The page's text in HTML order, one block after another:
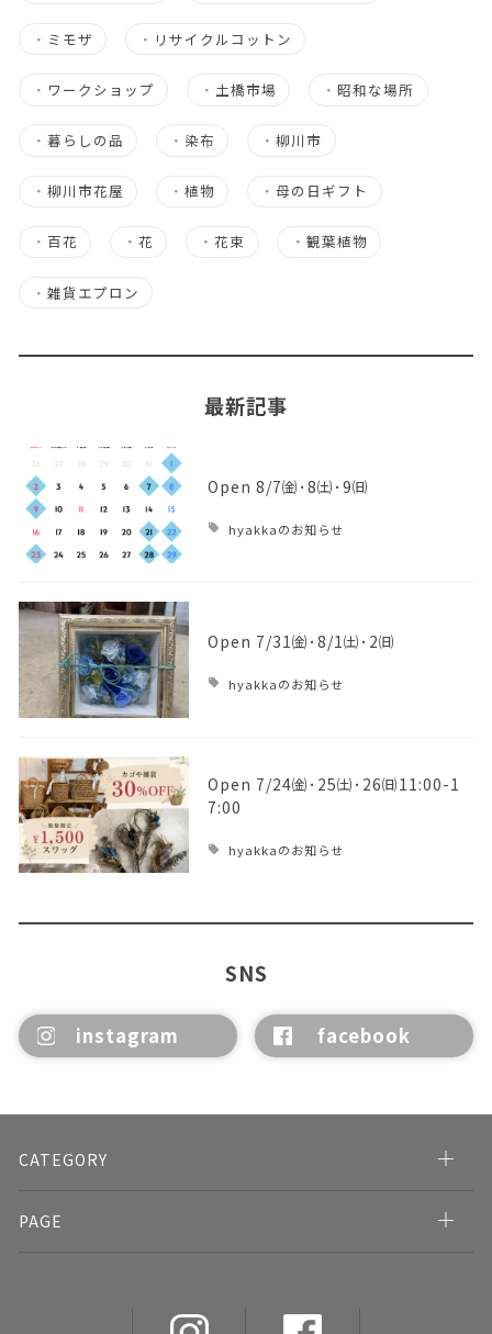
・ ミモザ ・ リサイクルコットン
・ ワークショップ ・ 土橋市場 ・昭和な場所
・ 暮らしの品 ・ 染布 ・柳川市
・ 柳川市花屋 ・植物 ・母の日ギフト
・ 百花 ・花 ・花束 ・ 観葉植物
・ 雑貨エプロン
最新記事
Open 8/7㈮･8㈯･9㈰
hyakkaのお知らせ
Open 7/31㈮･8/1㈯･2㈰
hyakkaのお知らせ
Open 7/24㈮･25㈯･26㈰11:00-1
7:00
hyakkaのお知らせ
SNS
instagram facebook
CATEGORY
PAGE